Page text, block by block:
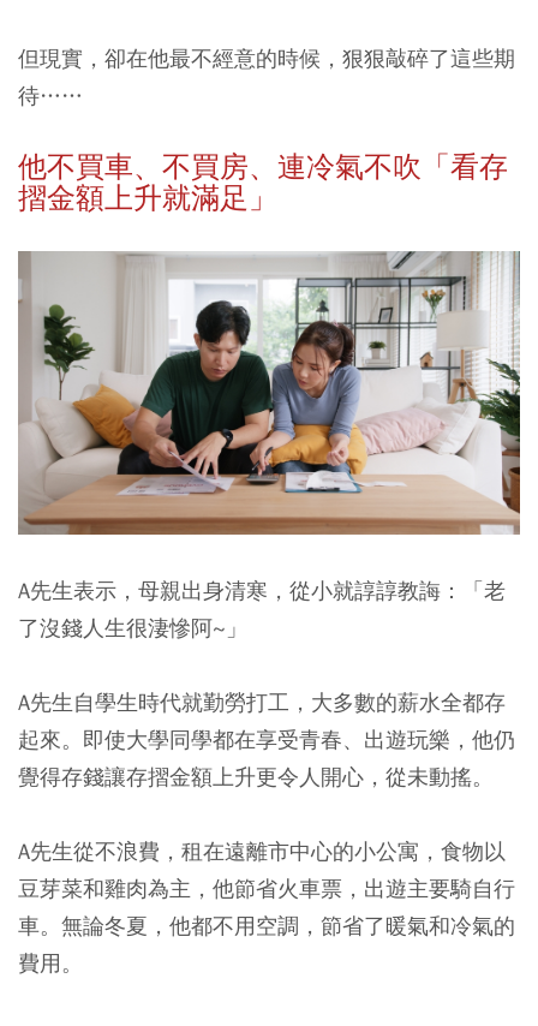
但現實，卻在他最不經意的時候，狠狠敲碎了這些期
待……
他不買車、不買房、連冷氣不吹「看存
摺金額上升就滿足」
A先生表示，母親出身清寒，從小就諄諄教誨：「老
了沒錢人生很淒慘阿~」
A先生自學生時代就勤勞打工，大多數的薪水全都存
起來。即使大學同學都在享受青春、出遊玩樂，他仍
覺得存錢讓存摺金額上升更令人開心，從未動搖。
A先生從不浪費，租在遠離市中心的小公寓，食物以
豆芽菜和雞肉為主，他節省火車票，出遊主要騎自行
車。無論冬夏，他都不用空調，節省了暖氣和冷氣的
費用。